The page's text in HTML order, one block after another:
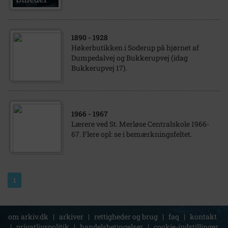
1890 - 1928
Høkerbutikken i Soderup på hjørnet af
Dumpedalvej og Bukkerupvej (idag
Bukkerupvej 17).
1966 - 1967
Lærere ved St. Merløse Centralskole 1966-
67. Flere opl: se i bemærkningsfeltet.
1
om arkiv.dk | arkiver | rettigheder og brug | faq | kontakt